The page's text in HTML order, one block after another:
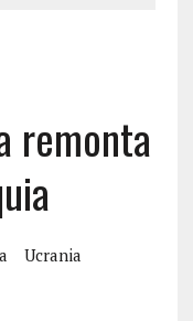
remonta
Ucrania